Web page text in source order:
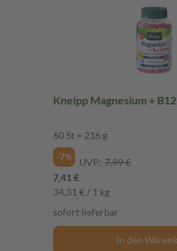
Kneipp Magnesium +
60 St = 216 g
-7%
UVP: 7,99 €
7,41 €
34,31 € / 1 kg
sofort lieferbar
In den